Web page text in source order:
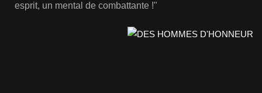
esprit, un mental de combattante !"